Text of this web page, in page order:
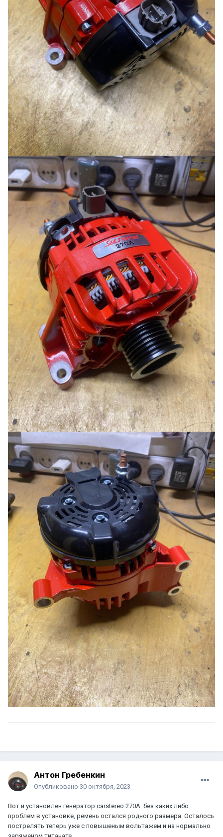
Антон Гребенкин
Опубликовано 30 октября, 2023
Вот и установлен генератор carstereo 270A без каких либо
проблем в установке, ремень остался родного размера. Осталось
пострелять теперь уже с повышеным вольтажем и на нормально